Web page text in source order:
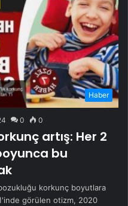
Haber
0 0
artış: Her 2
bu
korkunç boyutlara
görülen otizm, 2020